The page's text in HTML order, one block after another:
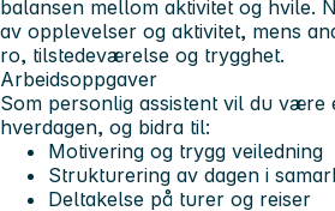
balansen mellom aktivitet og hvile.
av opplevelser og aktivitet, mens
ro, tilstedeværelse og trygghet.
Arbeidsoppgaver
Som personlig assistent vil du være
hverdagen, og bidra til:
Motivering og trygg veiledning
Strukturering av dagen i
Deltakelse på turer og reiser